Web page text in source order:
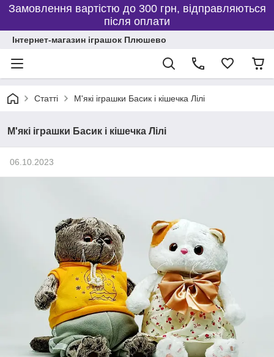
Замовлення вартістю до 300 грн, відправляються
після оплати
Інтернет-магазин іграшок Плюшево
Статті М'які іграшки Басик і кішечка Лілі
М'які іграшки Басик і кішечка Лілі
06.10.2023